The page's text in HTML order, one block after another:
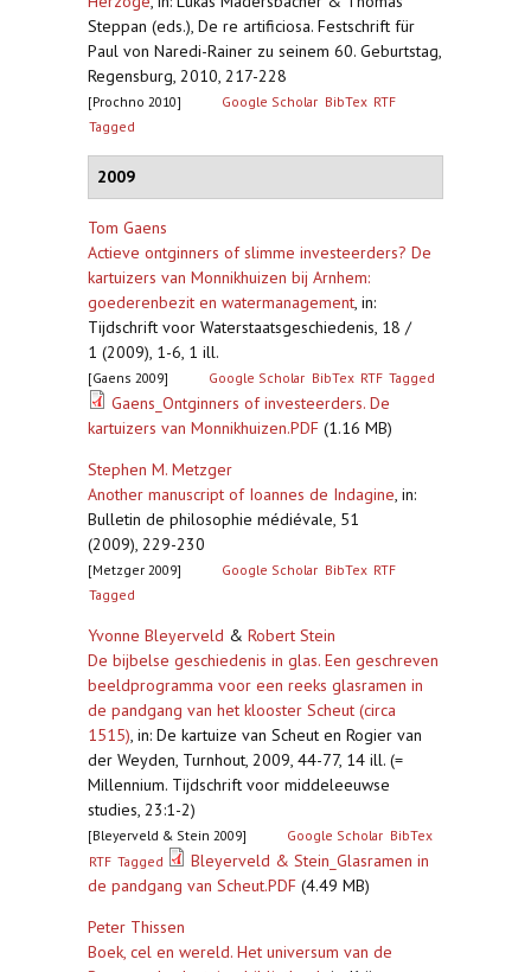
Steppan (eds.), De re artificiosa. Festschrift für
Paul von Naredi-Rainer zu seinem 60. Geburtstag,
Regensburg, 2010, 217-228
[Prochno 2010] Google Scholar BibTex RTF
Tagged
2009
Tom Gaens
Actieve ontginners of slimme investeerders? De
kartuizers van Monnikhuizen bij Arnhem:
goederenbezit en watermanagement, in:
Tijdschrift voor Waterstaatsgeschiedenis, 18 /
1 (2009), 1-6, 1 ill.
[Gaens 2009] Google Scholar BibTex RTF Tagged
Gaens_Ontginners of investeerders. De
kartuizers van Monnikhuizen.PDF (1.16 MB)
Stephen M. Metzger
Another manuscript of Ioannes de Indagine, in:
Bulletin de philosophie médiévale, 51
(2009), 229-230
[Metzger 2009] Google Scholar BibTex RTF
Tagged
Yvonne Bleyerveld & Robert Stein
De bijbelse geschiedenis in glas. Een geschreven
beeldprogramma voor een reeks glasramen in
de pandgang van het klooster Scheut (circa
1515), in: De kartuize van Scheut en Rogier van
der Weyden, Turnhout, 2009, 44-77, 14 ill. (=
Millennium. Tijdschrift voor middeleeuwse
studies, 23:1-2)
[Bleyerveld & Stein 2009] Google Scholar BibTex
RTF Tagged
Bleyerveld & Stein_Glasramen in
de pandgang van Scheut.PDF (4.49 MB)
Peter Thissen
Boek, cel en wereld. Het universum van de